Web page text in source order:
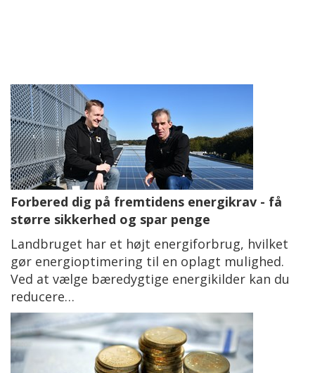
Forbered dig på fremtidens energikrav - få
større sikkerhed og spar penge
Landbruget har et højt energiforbrug, hvilket
gør energioptimering til en oplagt mulighed.
Ved at vælge bæredygtige energikilder kan du
reducere…